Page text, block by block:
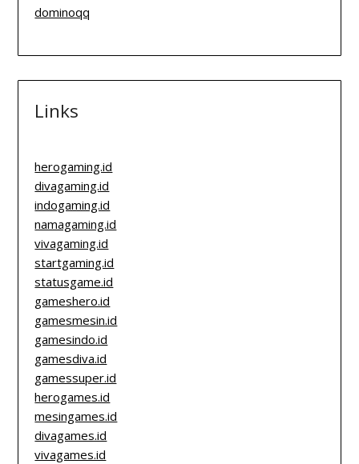
dominoqq
Links
herogaming.id
divagaming.id
indogaming.id
namagaming.id
vivagaming.id
startgaming.id
statusgame.id
gameshero.id
gamesmesin.id
gamesindo.id
gamesdiva.id
gamessuper.id
herogames.id
mesingames.id
divagames.id
vivagames.id